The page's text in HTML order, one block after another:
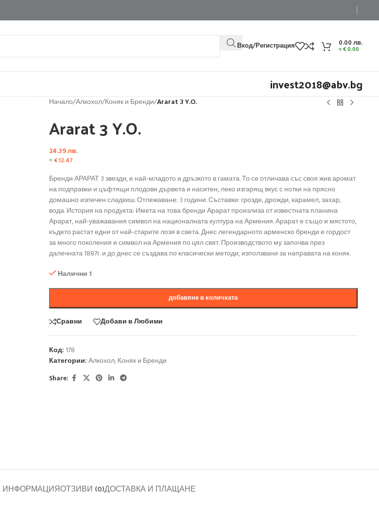
Вход/Регистрация 0.00лв.
≈€0.00
invest2018@abv.bg
Начало/Алкохол/Коняк и Бренди/Ararat 3 Y.O.
Ararat 3 Y.O.
24.39лв.
≈€12.47
Бренди АРАРАТ 3 звезди, е най-младото и дръзкото в гамата. То се отличава със своя жив аромат
на подправки и цъфтящи плодови дървета и наситен, леко изгарящ вкус с нотки на прясно
домашно изпечен сладкиш. Отлежаване: 3 години. Съставки: грозде, дрожди, карамел, захар,
вода. История на продукта: Имета на това бренди Арарат произлиза от известната планина
Арарат, най-уважавания символ на националната култура на Армения. Арарат е също и мястото,
където растат едни от най-старите лозя в света. Днес легендарното арменско бренди е гордост
за много поколения и символ на Армения по цял свят. Производството му започва през
далечната 1887г. и до днес се създава по класически методи, използвани за направата на коняк.
Налични 1
добавяне в количката
Сравни Добави в Любими
Код: 178
Категории:Алкохол,Коняк и Бренди
Share:
ОТЗИВИ (0)ДОСТАВКА И ПЛАЩАНЕ